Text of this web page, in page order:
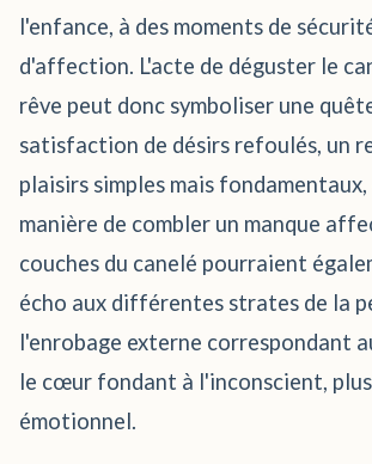
l'enfance, à des moments de
d'affection. L'acte de déguster le
rêve peut donc symboliser une
satisfaction de désirs refoulés, un
plaisirs simples mais
manière de combler un manque
couches du canelé pourraient
écho aux différentes strates de la
l'enrobage externe correspondant
le cœur fondant à l'inconscient,
émotionnel.